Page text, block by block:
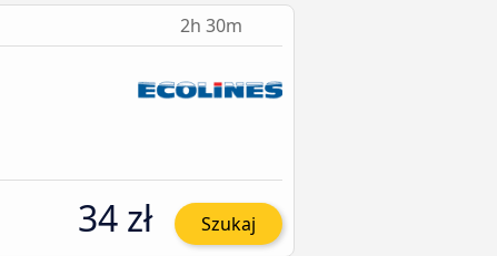
2h 30m
34 zł Szukaj